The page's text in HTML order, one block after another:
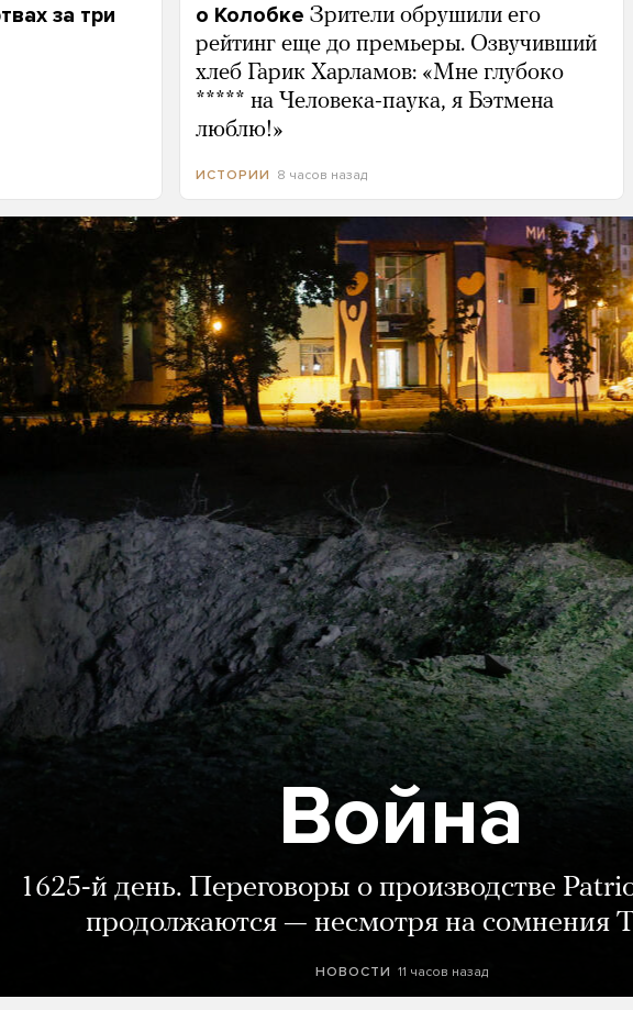
за три
о Колобке Зрители обрушили его
рейтинг еще до премьеры. Озвучивший
хлеб Гарик Харламов: «Мне глубоко
***** на Человека-паука, я Бэтмена
люблю!»
ИСТОРИИ 8 часов назад
Война
1625-й день. Переговоры о производстве
продолжаются — несмотря на сомнения
НОВОСТИ 11 часов назад